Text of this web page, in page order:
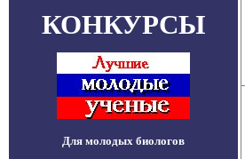
КОНКУРСЫ
Для молодых биологов